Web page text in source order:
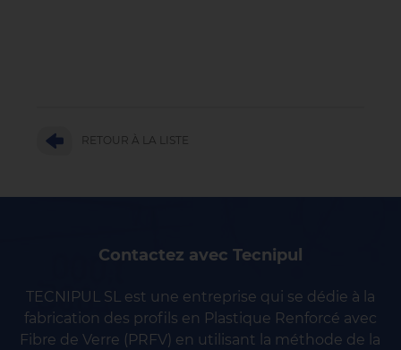
RETOUR À LA LISTE
Contactez avec Tecnipul
TECNIPUL SL est une entreprise qui se dédie à la
fabrication des profils en Plastique Renforcé avec
Fibre de Verre (PRFV) en utilisant la méthode de la